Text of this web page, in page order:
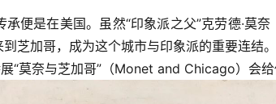
便是在美国。虽然“印象派之父”克劳德·莫
芝加哥，成为这个城市与印象派的重要连结。
“莫奈与芝加哥”（Monet and Chicago）会给